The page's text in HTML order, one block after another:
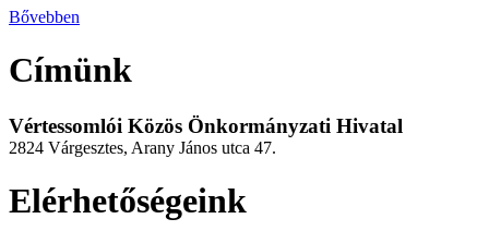
Bővebben
Címünk
Vértessomlói Közös Önkormányzati Hivatal
2824 Várgesztes, Arany János utca 47.
Elérhetőségeink